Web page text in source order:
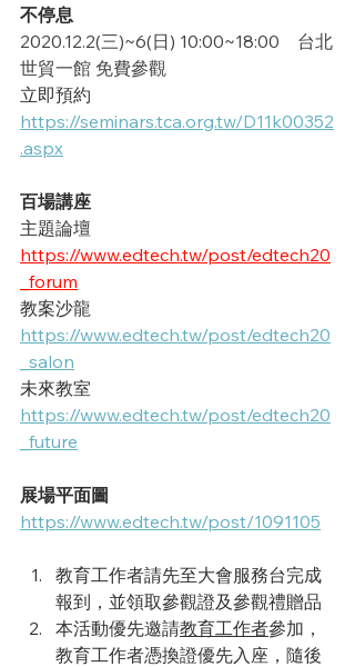
不停息
2020.12.2(三)~6(日) 10:00~18:00    台北
世貿一館 免費參觀
立即預約
https://seminars.tca.org.tw/D11k00352
.aspx
百場講座
主題論壇
https://www.edtech.tw/post/edtech20
_forum
教案沙龍
https://www.edtech.tw/post/edtech20
_salon
未來教室
https://www.edtech.tw/post/edtech20
_future
展場平面圖
https://www.edtech.tw/post/1091105
教育工作者請先至大會服務台完成
報到，並領取參觀證及參觀禮贈品
本活動優先邀請教育工作者參加，
教育工作者憑換證優先入座，隨後